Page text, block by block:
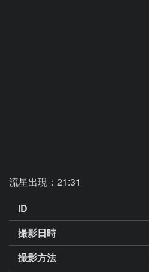
流星出現：21:31
ID
撮影日時
撮影方法